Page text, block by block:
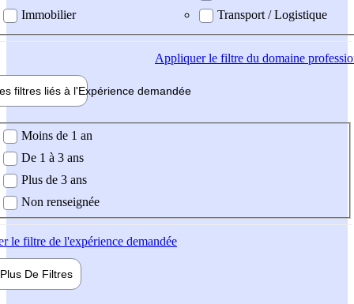
Immobilier
Transport / Logistique
Appliquerle filtre du domaine
filtres liés à l'Expérience demandée
demandée
Moins de 1 an
De 1 à 3 ans
Plus de 3 ans
Non renseignée
le filtre de l'expérience demandée
Plus De Filtres